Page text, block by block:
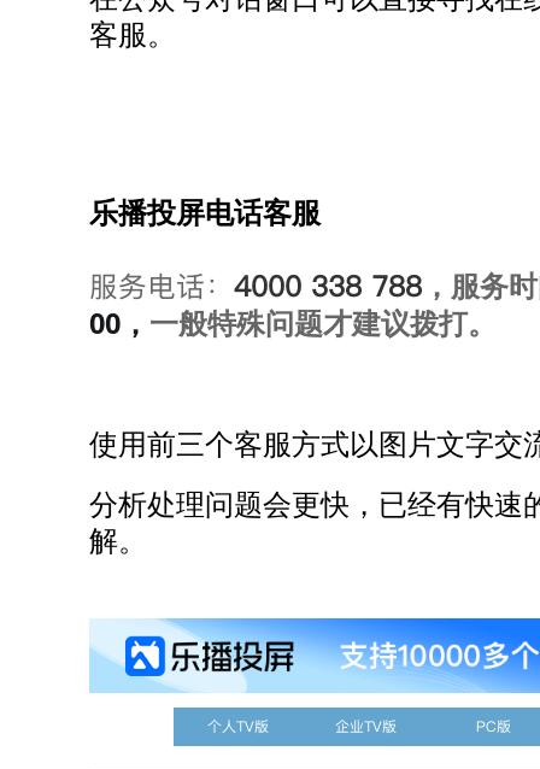
客服。
乐播投屏电话客服
服务电话： 4000 338 788， 服务
00， 一般特殊问题才建议拨打。
使用前三个客服方式以图片文字交
分析处理问题会更快，已经有快速
解。
个人TV版 企业TV版 PC版